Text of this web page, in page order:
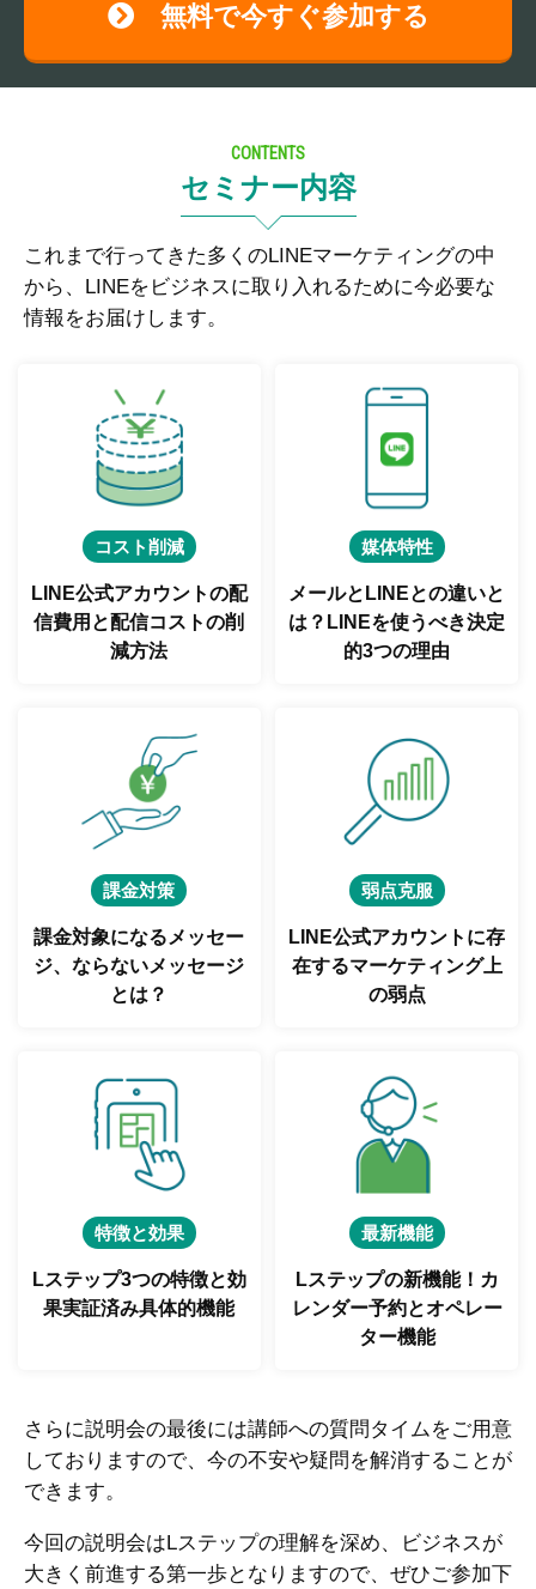
無料で今すぐ参加する
CONTENTS
セミナー内容
これまで行ってきた多くのLINEマーケティングの中
から、LINEをビジネスに取り入れるために今必要な
情報をお届けします。
コスト削減
LINE公式アカウントの配
信費用と配信コストの削
減方法
媒体特性
メールとLINEとの違いと
は？ LINEを使うべき決定
的3つの理由
課金対策
課金対象になるメッセー
ジ、ならないメッセージ
とは？
弱点克服
LINE公式アカウントに存
在するマーケティング上
の弱点
特徴と効果
Lステップ3つの特徴と効
果実証済み具体的機能
最新機能
Lステップの新機能！ カ
レンダー予約とオペレー
ター機能
さらに説明会の最後には講師への質問タイムをご用意
しておりますので、今の不安や疑問を解消することが
できます。
今回の説明会はLステップの理解を深め、ビジネスが
大きく前進する第一歩となりますので、ぜひご参加下